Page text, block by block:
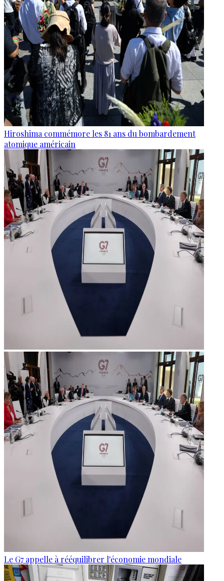
Hiroshima commémore les 81 ans du bombardement
atomique américain
Le G7 appelle à rééquilibrer l'économie mondiale